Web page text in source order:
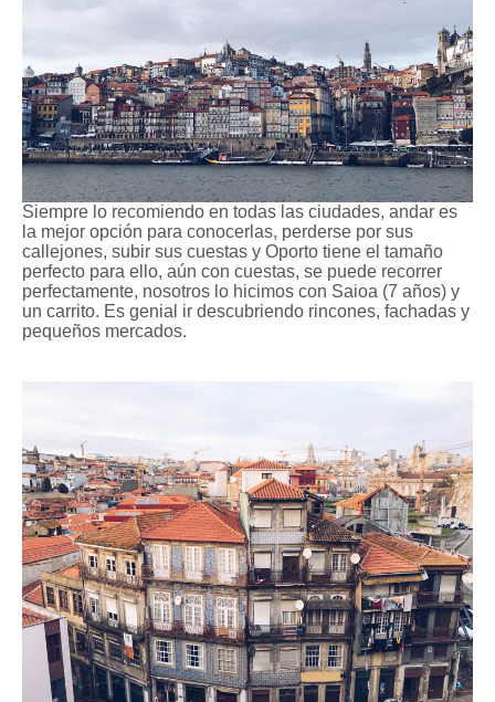
Siempre lo recomiendo en todas las ciudades, andar es
la mejor opción para conocerlas, perderse por sus
callejones, subir sus cuestas y Oporto tiene el tamaño
perfecto para ello, aún con cuestas, se puede recorrer
perfectamente, nosotros lo hicimos con Saioa (7 años) y
un carrito. Es genial ir descubriendo rincones, fachadas y
pequeños mercados.